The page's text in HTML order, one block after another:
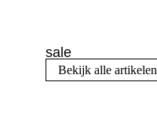
sale
Bekijk alle artikelen